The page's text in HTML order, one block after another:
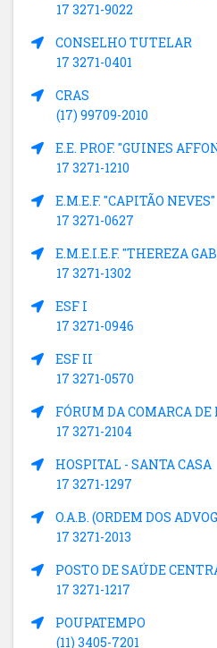
17 3271-9022
CONSELHO TUTELAR
17 3271-0401
CRAS
(17) 99709-2010
E.E. PROF. "GUINES
17 3271-1210
E.M.E.F. "CAPITÃO NEVES"
17 3271-0627
E.M.E.I.E.F. "THEREZA
17 3271-1302
ESF I
17 3271-0946
ESF II
17 3271-0570
FÓRUM DA COMARCA
17 3271-2104
HOSPITAL - SANTA CASA
17 3271-1297
O.A.B. (ORDEM DOS
17 3271-2013
POSTO DE SAÚDE
17 3271-1217
POUPATEMPO
(11) 3405-7201